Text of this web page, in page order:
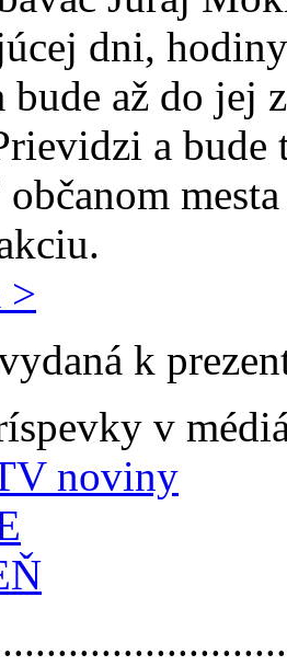
dni,
až do jej
a bude
>
k
v
noviny